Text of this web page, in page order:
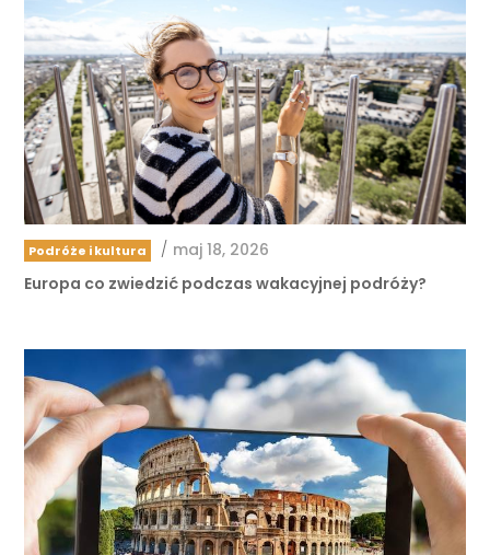
Podróże i kultura / maj 18, 2026
Europa co zwiedzić podczas wakacyjnej podróży?